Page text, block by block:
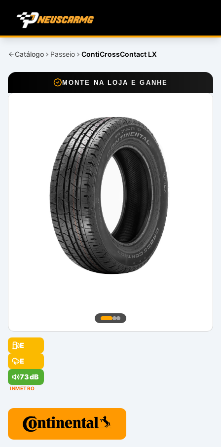
Catálogo Passeio ContiCrossContact LX
MONTE NA LOJA E GANHE
E
E
73 dB
INMETRO